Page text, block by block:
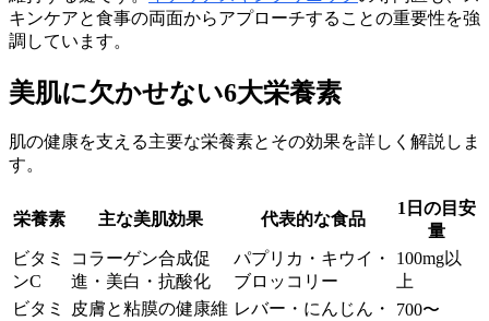
キンケアと食事の両面からアプローチすることの重要性を強
調しています。
美肌に欠かせない6大栄養素
肌の健康を支える主要な栄養素とその効果を詳しく解説しま
す。
栄養素 主な美肌効果 代表的な食品
1日の目安
量
ビタミ
ンC
コラーゲン合成促
進・美白・抗酸化
パプリカ・キウイ・
ブロッコリー
100mg以
上
ビタミ
皮膚と粘膜の健康維 レバー・にんじん・
700〜